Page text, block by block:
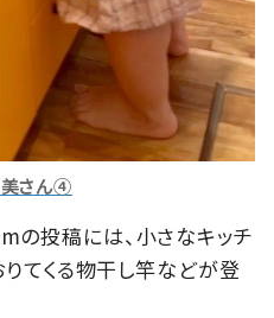
さん④
の投稿には、小さなキッチ
てくる物干し竿などが登